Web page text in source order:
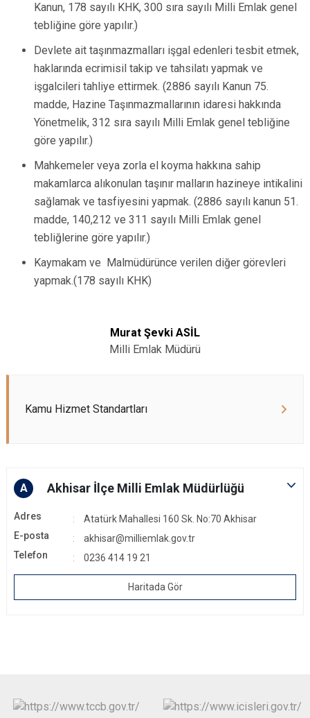
Kanun, 178 sayılı KHK, 300 sıra sayılı Milli Emlak genel
tebliğine göre yapılır.)
Devlete ait taşınmazmalları işgal edenleri tesbit etmek,
haklarında ecrimisil takip ve tahsilatı yapmak ve
işgalcileri tahliye ettirmek. (2886 sayılı Kanun 75.
madde, Hazine Taşınmazmallarının idaresi hakkında
Yönetmelik, 312 sıra sayılı Milli Emlak genel tebliğine
göre yapılır.)
Mahkemeler veya zorla el koyma hakkına sahip
makamlarca alıkonulan taşınır malların hazineye intikalini
sağlamak ve tasfiyesini yapmak. (2886 sayılı kanun 51.
madde, 140,212 ve 311 sayılı Milli Emlak genel
tebliğlerine göre yapılır.)
Kaymakam ve Malmüdürünce verilen diğer görevleri
yapmak.(178 sayılı KHK)
Murat Şevki ASİL
Milli Emlak Müdürü
Kamu Hizmet Standartları
A Akhisar İlçe Milli Emlak Müdürlüğü
Adres
Atatürk Mahallesi 160 Sk. No:70 Akhisar
E-posta
akhisar@milliemlak.gov.tr
Telefon
0236 414 19 21
Haritada Gör